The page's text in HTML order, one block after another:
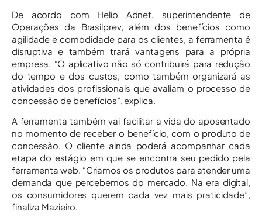
De acordo com Helio Adnet, superintendente de
Operações da Brasilprev, além dos benefícios como
agilidade e comodidade para os clientes, a ferramenta é
disruptiva e também trará vantagens para a própria
empresa. “O aplicativo não só contribuirá para redução
do tempo e dos custos, como também organizará as
atividades dos profissionais que avaliam o processo de
concessão de benefícios”, explica.
A ferramenta também vai facilitar a vida do aposentado
no momento de receber o benefício, com o produto de
concessão. O cliente ainda poderá acompanhar cada
etapa do estágio em que se encontra seu pedido pela
ferramenta web. “Criamos os produtos para atender uma
demanda que percebemos do mercado. Na era digital,
os consumidores querem cada vez mais praticidade”,
finaliza Mazieiro.